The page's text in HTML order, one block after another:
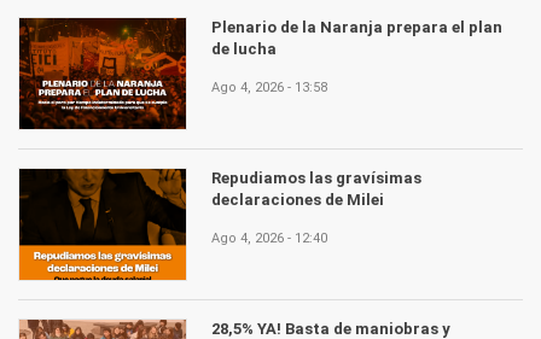
Plenario de la Naranja prepara el plan
de lucha
Ago 4, 2026 - 13:58
Repudiamos las gravísimas
declaraciones de Milei
Ago 4, 2026 - 12:40
28,5% YA! Basta de maniobras y